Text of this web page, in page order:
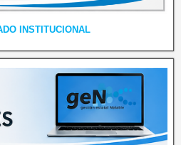
INSTITUCIONAL